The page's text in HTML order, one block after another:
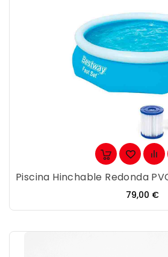
Precio
79,00 €